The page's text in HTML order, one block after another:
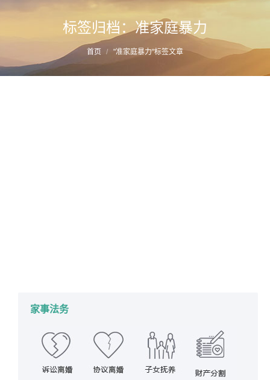
标签归档：准家庭暴力
首页 "准家庭暴力"标签文章
家事法务